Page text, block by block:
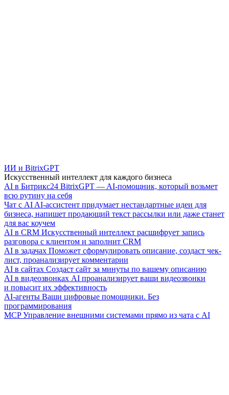
ИИ и BitrixGPT
Искусственный интеллект для каждого бизнеса
AI в Битрикс24 BitrixGPT — AI-помощник, который возьмет
всю рутину на себя
Чат с AI AI-ассистент придумает нестандартные идеи для
бизнеса, напишет продающий текст рассылки или даже станет
для вас коучем
AI в CRM Искусственный интеллект расшифрует запись
разговора с клиентом и заполнит CRM
AI в задачах Поможет сформулировать описание, создаст чек-
лист, проанализирует комментарии
AI в сайтах Создаст сайт за минуты по вашему описанию
AI в видеозвонках AI проанализирует ваши видеозвонки
и повысит их эффективность
AI-агенты Ваши цифровые помощники. Без
программирования
MCP Управление внешними системами прямо из чата с AI